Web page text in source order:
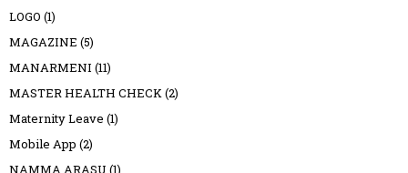
LOGO (1)
MAGAZINE (5)
MANARMENI (11)
MASTER HEALTH CHECK(2)
Maternity Leave (1)
Mobile App (2)
NAMMA ARASU (1)